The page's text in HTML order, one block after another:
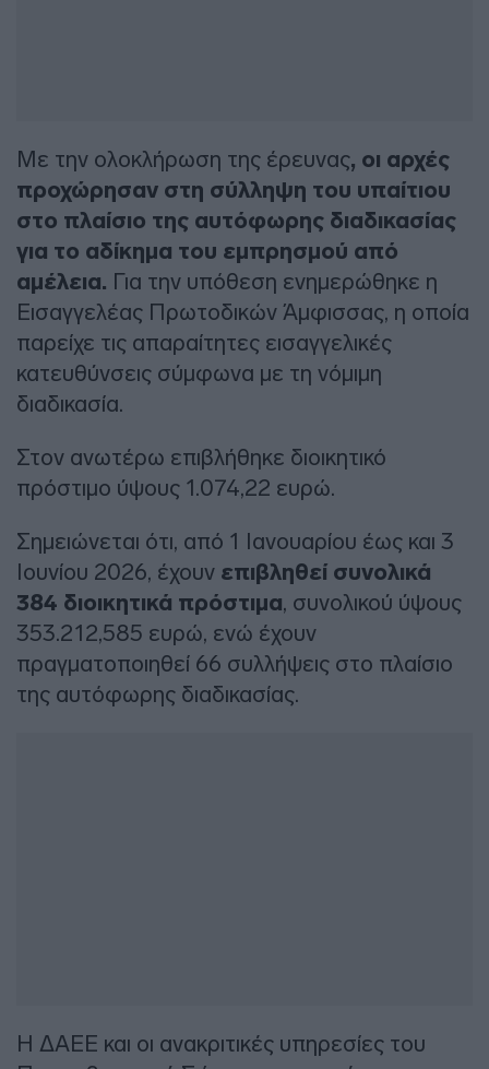
Με την ολοκλήρωση της έρευνας, οι αρχές
προχώρησαν στη σύλληψη του υπαίτιου
στο πλαίσιο της αυτόφωρης διαδικασίας
για το αδίκημα του εμπρησμού από
αμέλεια. Για την υπόθεση ενημερώθηκε η
Εισαγγελέας Πρωτοδικών Άμφισσας, η οποία
παρείχε τις απαραίτητες εισαγγελικές
κατευθύνσεις σύμφωνα με τη νόμιμη
διαδικασία.
Στον ανωτέρω επιβλήθηκε διοικητικό
πρόστιμο ύψους 1.074,22 ευρώ.
Σημειώνεται ότι, από 1 Ιανουαρίου έως και 3
Ιουνίου 2026, έχουν επιβληθεί συνολικά
384 διοικητικά πρόστιμα, συνολικού ύψους
353.212,585 ευρώ, ενώ έχουν
πραγματοποιηθεί 66 συλλήψεις στο πλαίσιο
της αυτόφωρης διαδικασίας.
Η ΔΑΕΕ και οι ανακριτικές υπηρεσίες του